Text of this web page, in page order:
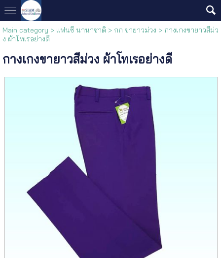
Main category > แฟนซี นานาชาติ > กก ขายาวม่วง > กางเกงขายาวสีม่ว
ง ผ้าโทเรอย่างดี
กางเกงขายาวสีม่วง ผ้าโทเรอย่างดี